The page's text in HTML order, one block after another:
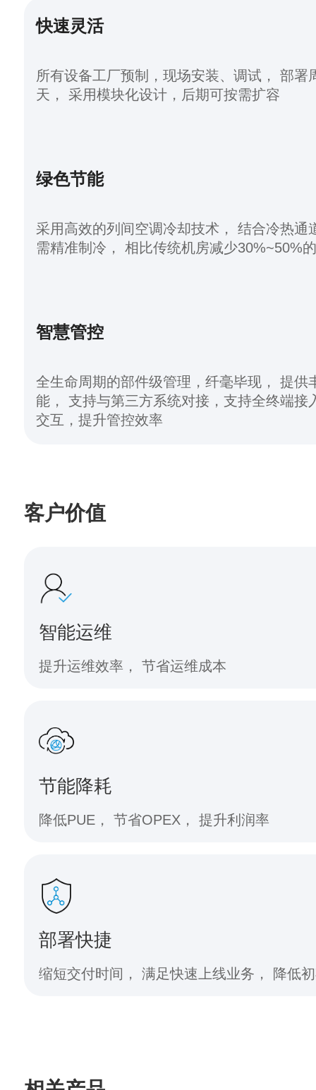
快速灵活
所有设备工厂预制，现场安装、调试， 部署周期缩短至45
天， 采用模块化设计，后期可按需扩容
绿色节能
采用高效的列间空调冷却技术， 结合冷热通道封闭设计，按
需精准制冷， 相比传统机房减少
智慧管控
全生命周期的部件级管理，纤毫毕现， 提供
能， 支持与第三方系统对接，支持全终端接入， 定制化组态
交互，提升管控效率
客户价值
智能运维
提升运维效率， 节省运维成本
节能降耗
降低PUE， 节省OPEX， 提升利润率
部署快捷
缩短交付时间， 满足快